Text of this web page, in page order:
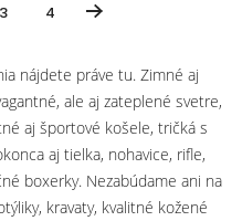
3 4
nájdete práve tu. Zimné aj
ale aj zateplené svetre,
aj športové košele, tričká s
aj tielka, nohavice, rifle,
boxerky. Nezabúdame ani na
kravaty, kvalitné kožené